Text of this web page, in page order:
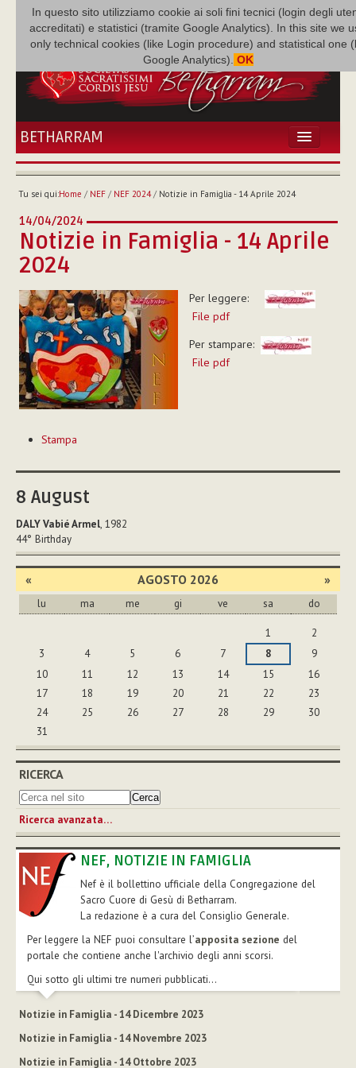
In questo sito utilizziamo cookie ai soli fini tecnici (login degli
accreditati) e statistici (tramite Google Analytics). In this site we
only technical cookies (like Login procedure) and statistical one
Google Analytics). OK
BETHARRAM
HOME
FAMIGLIA
MISSIONE
NEF
MEDIATECA
P. AUGUSTO ETCHECOPAR
Tu sei qui:Home / NEF/ NEF 2024/ Notizie in Famiglia - 14 Aprile 2024
14/04/2024
Notizie in Famiglia - 14 Aprile
2024
Per leggere:
File pdf
Per stampare:
File pdf
Stampa
8 August
DALY Vabié Armel, 1982
44° Birthday
« AGOSTO 2026 »
lu ma me gi ve sa do
1
2
3
4 5 6 7 8
9
10
11 12 13 14 15
16
17
18 19 20 21 22
23
24
25 26 27 28 29
30
31
RICERCA
Ricerca avanzata…
NEF, NOTIZIE IN FAMIGLIA
Nef è il bollettino ufficiale della Congregazione del
Sacro Cuore di Gesù di Betharram.
La redazione è a cura del Consiglio Generale.
Per leggere la NEF puoi consultare l’apposita sezione del
portale che contiene anche l'archivio degli anni scorsi.
Qui sotto gli ultimi tre numeri pubblicati...
Notizie in Famiglia - 14 Dicembre 2023
Notizie in Famiglia - 14 Novembre 2023
Notizie in Famiglia - 14 Ottobre 2023